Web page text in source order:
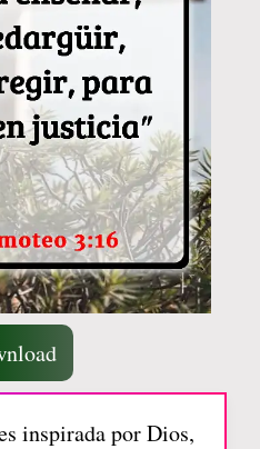
inspirada por Dios,